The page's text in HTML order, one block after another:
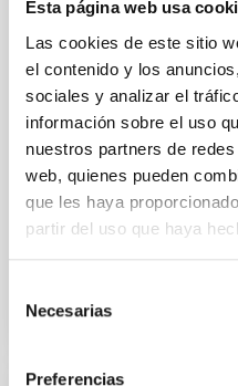
Esta página web usa
Las cookies de este sitio
el contenido y los
sociales y analizar el
información sobre el uso
nuestros partners de
web, quienes pueden
que les haya
partir del uso que haya
Necesarias
Preferencias
mass assembly
studies have revealed
galaxies are redder than
spectroscopy is needed
Cheng, Chloe M. et al.
Fecha de publicación:
BIBCODE
NÚMERO DE CITAS